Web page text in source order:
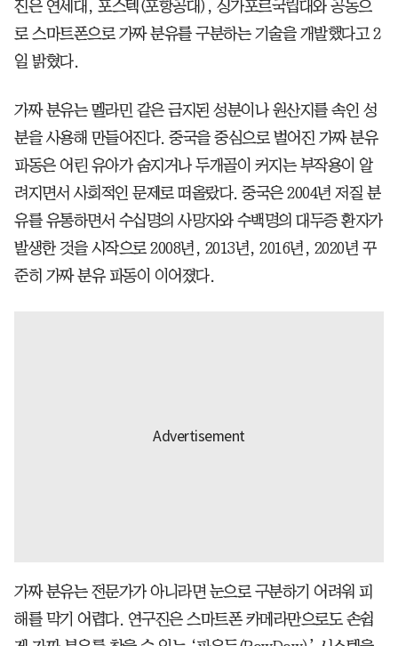
진은 연세대, 포스텍(포항공대), 싱가포르국립대와 공동으
로 스마트폰으로 가짜 분유를 구분하는 기술을 개발했다고 2
일 밝혔다.
가짜 분유는 멜라민 같은 금지된 성분이나 원산지를 속인 성
분을 사용해 만들어진다. 중국을 중심으로 벌어진 가짜 분유
파동은 어린 유아가 숨지거나 두개골이 커지는 부작용이 알
려지면서 사회적인 문제로 떠올랐다. 중국은 2004년 저질 분
유를 유통하면서 수십명의 사망자와 수백명의 대두증 환자가
발생한 것을 시작으로 2008년, 2013년, 2016년, 2020년 꾸
준히 가짜 분유 파동이 이어졌다.
가짜 분유는 전문가가 아니라면 눈으로 구분하기 어려워 피
해를 막기 어렵다. 연구진은 스마트폰 카메라만으로도 손쉽